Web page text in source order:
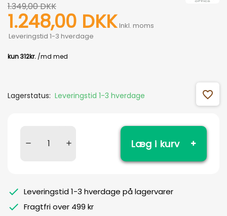
1.349,00 DKK
1.248,00 DKK Inkl. moms
Leveringstid 1-3 hverdage
Lagerstatus: Leveringstid 1-3 hverdage favorite_outline
Læg i kurv
Leveringstid 1-3 hverdage på lagervarer
Fragtfri over 499 kr